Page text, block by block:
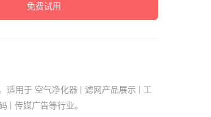
免费试用
适用于 空气净化器 | 滤网产品展示 | 工
| 传媒广告等行业。